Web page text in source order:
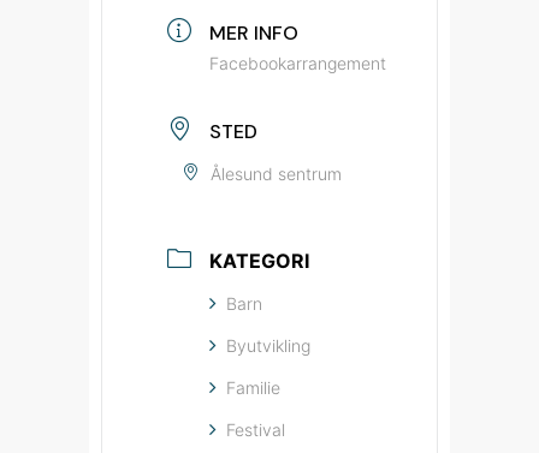
MER INFO
Facebookarrangement
STED
Ålesund sentrum
KATEGORI
Barn
Byutvikling
Familie
Festival